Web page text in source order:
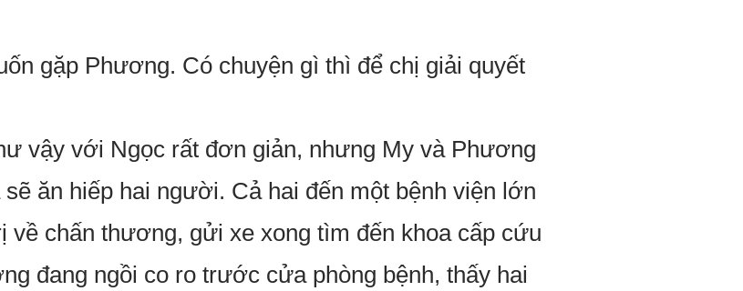
gặp Phương. Có chuyện gì thì để chị giải quyết
vậy với Ngọc rất đơn giản, nhưng My và Phương
ăn hiếp hai người. Cả hai đến một bệnh viện lớn
về chấn thương, gửi xe xong tìm đến khoa cấp cứu
đang ngồi co ro trước cửa phòng bệnh, thấy hai